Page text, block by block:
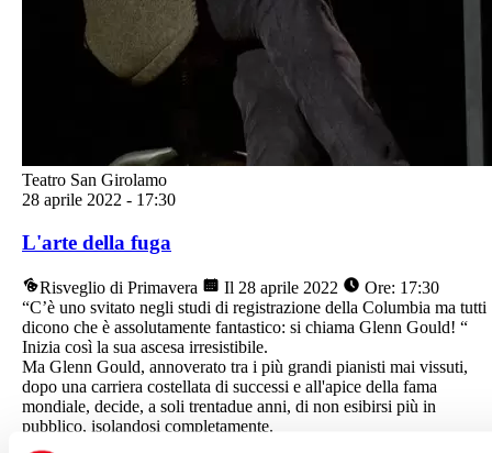
Teatro San Girolamo
28 aprile 2022 - 17:30
L'arte della fuga
Risveglio di Primavera Il 28 aprile 2022
Ore: 17:30
“C’è uno svitato negli studi di registrazione della Columbia ma tutti
dicono che è assolutamente fantastico: si chiama Glenn Gould! “
Inizia così la sua ascesa irresistibile.
Ma Glenn Gould, annoverato tra i più grandi pianisti mai vissuti,
dopo una carriera costellata di successi e all'apice della fama
mondiale, decide, a soli trentadue anni, di non esibirsi più in
pubblico, isolandosi completamente.
Leggi di più